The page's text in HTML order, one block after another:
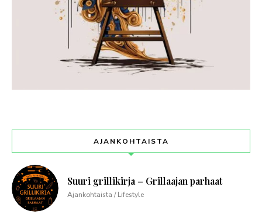
AJANKOHTAISTA
Suuri grillikirja – Grillaajan parhaat
Ajankohtaista / Lifestyle